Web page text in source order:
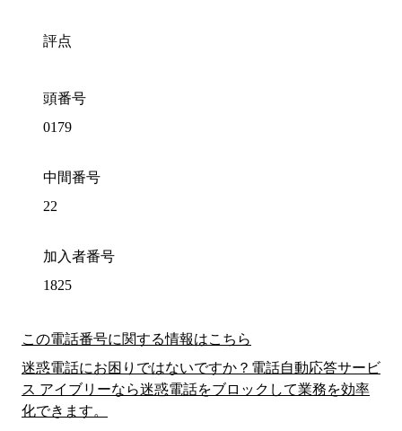
評点
頭番号
0179
中間番号
22
加入者番号
1825
この電話番号に関する情報はこちら
迷惑電話にお困りではないですか？電話自動応答サービ
ス アイブリーなら迷惑電話をブロックして業務を効率
化できます。